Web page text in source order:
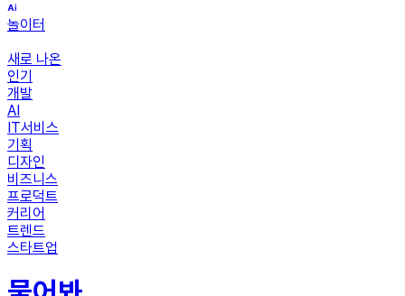
놀이터
새로 나온
인기
개발
AI
IT서비스
기획
디자인
비즈니스
프로덕트
커리어
트렌드
스타트업